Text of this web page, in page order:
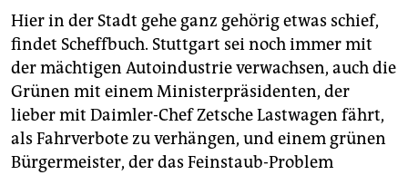
Hier in der Stadt gehe ganz gehörig etwas schief,
findet Scheffbuch. Stuttgart sei noch immer mit
der mächtigen Autoindustrie verwachsen, auch die
Grünen mit einem Ministerpräsidenten, der
lieber mit Daimler-Chef Zetsche Lastwagen fährt,
als Fahrverbote zu verhängen, und einem grünen
Bürgermeister, der das Feinstaub-Problem